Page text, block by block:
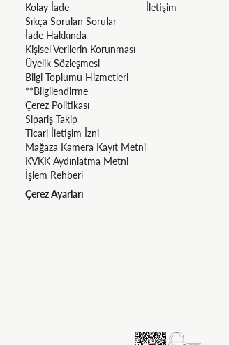
Kolay İade
Sıkça Sorulan Sorular
İade Hakkında
Kişisel Verilerin Korunması
Üyelik Sözleşmesi
Bilgi Toplumu Hizmetleri
**Bilgilendirme
Çerez Politikası
Sipariş Takip
Ticari İletişim İzni
Mağaza Kamera Kayıt Metni
KVKK Aydınlatma Metni
İşlem Rehberi
Çerez Ayarları
İletişim